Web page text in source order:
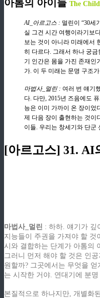
아톰의 아이들 The
AI_아르고스 : 멀린이 “30세
실 그건 시간 여행이라기보
보는 것이 아니라 미래에서
히 다르다. 그래서 하나 궁금
기 인간은 몸을 가진 존재인
가. 이 두 미래는 문명 구조
마법사_멀린 : 여러 번 얘기
다. 다만, 2015년 즈음에도
능은 이미 가까이 온 장이었
제 다음 장이 출현하는 것이
이들. 우리는 창세기와 단군
[아르고스] 31. AI
마법사_멀린 : 하하. 얘기가 깊
지능들이 주권을 가져야 할 것
시와 결합하는 단계가 아톰의
그러니 먼저 해야 할 것은 인
원할까? 그곳에서는 무엇을
는 시작한 거야. 연대기에 분명
본질적으로 하나지만, 개별화